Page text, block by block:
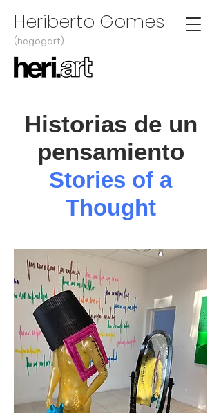
Heriberto Gomes
(hegogart)
Historias de un
pensamiento
Stories of a
Thought